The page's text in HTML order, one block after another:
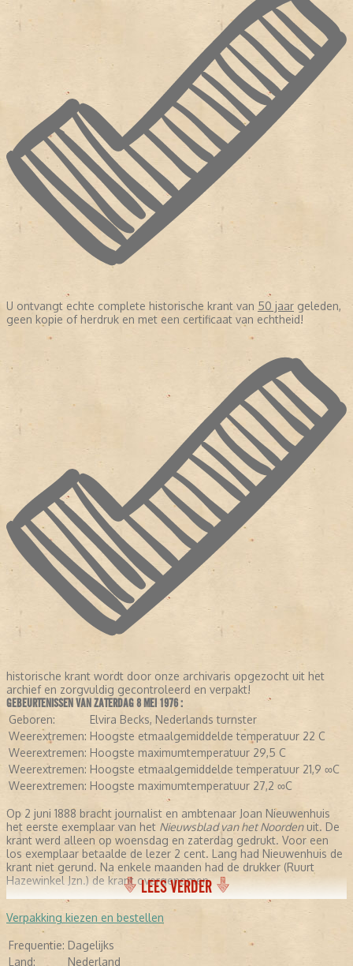
U ontvangt echte complete historische krant van 50 jaar geleden,
geen kopie of herdruk en met een certificaat van echtheid!
historische krant wordt door onze archivaris opgezocht uit het
archief en zorgvuldig gecontroleerd en verpakt!
GEBEURTENISSEN VAN ZATERDAG 8 MEI 1976 :
Geboren:
Elvira Becks, Nederlands turnster
Weerextremen: Hoogste etmaalgemiddelde temperatuur 22 C
Weerextremen: Hoogste maximumtemperatuur 29,5 C
Weerextremen: Hoogste etmaalgemiddelde temperatuur 21,9 ∞C
Weerextremen: Hoogste maximumtemperatuur 27,2 ∞C
Op 2 juni 1888 bracht journalist en ambtenaar Joan Nieuwenhuis
het eerste exemplaar van het Nieuwsblad van het Noordenuit. De
krant werd alleen op woensdag en zaterdag gedrukt. Voor een
los exemplaar betaalde de lezer 2 cent. Lang had Nieuwenhuis de
krant niet gerund. Na enkele maanden had de drukker (Ruurt
Hazewinkel Jzn.) de krant overgenomen,
LEES VERDER
Verpakking kiezen en bestellen
Frequentie: Dagelijks
Land:
Nederland